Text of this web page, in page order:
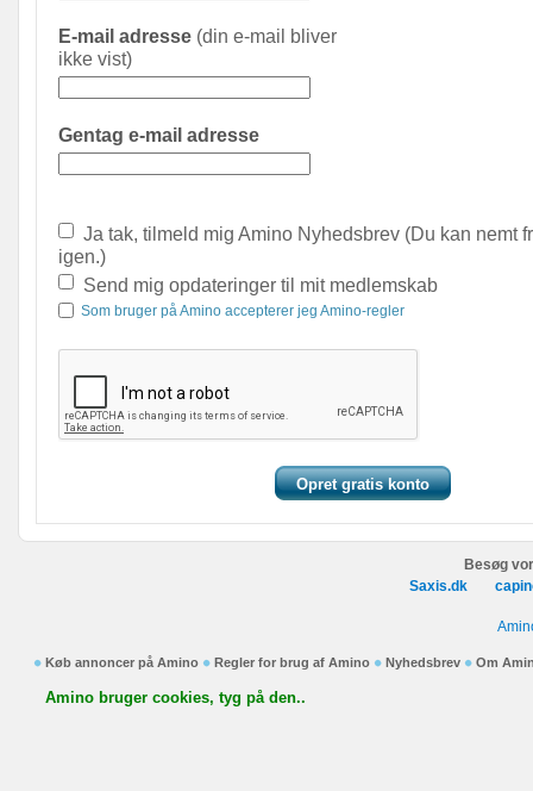
E-mail adresse (din e-mail bliver
ikke vist)
Gentag e-mail adresse
Ja tak, tilmeld mig Amino Nyhedsbrev (Du kan nemt
igen.)
Send mig opdateringer til mit medlemskab
Som bruger på Amino accepterer jeg Amino-regler
Besøg
Saxis.dk
Køb annoncer på Amino Regler for brug af Amino Nyhedsbrev Om
Amino bruger cookies, tyg på den..